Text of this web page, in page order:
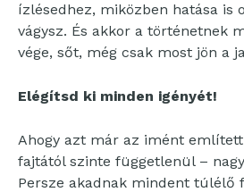
ízlésedhez, miközben hatása is
vágysz. És akkor a történetnek
vége, sőt, még csak most jön a
Elégítsd ki minden igényét!
Ahogy azt már az imént
fajtától szinte függetlenül –
Persze akadnak mindent túlélő